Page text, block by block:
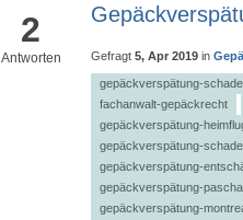
2
Antworten Gefragt 5, Apr 2019 in
gepäckverspätung-
fachanwalt-gepäckrecht
gepäckverspätung-
gepäckverspätung-
gepäckverspätung-
gepäckverspätung-
gepäckverspätung-